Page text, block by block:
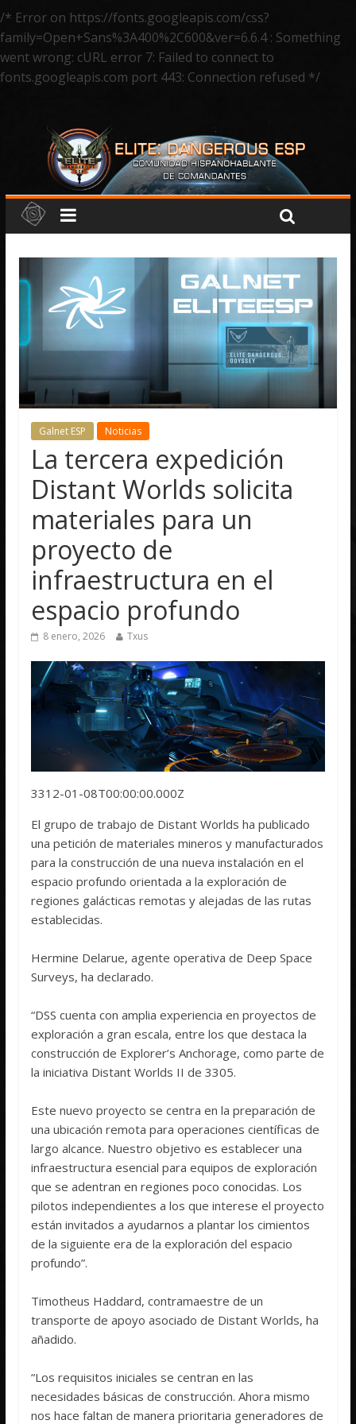
/* Error on https://fonts.googleapis.com/css?
family=Open+Sans%3A400%2C600&ver=6.6.4 : Something
went wrong: cURL error 7: Failed to connect to
fonts.googleapis.com port 443: Connection refused */
Galnet ESP Noticias
La tercera expedición
Distant Worlds solicita
materiales para un
proyecto de
infraestructura en el
espacio profundo
8 enero, 2026 Txus
3312-01-08T00:00:00.000Z
El grupo de trabajo de Distant Worlds ha publicado
una petición de materiales mineros y manufacturados
para la construcción de una nueva instalación en el
espacio profundo orientada a la exploración de
regiones galácticas remotas y alejadas de las rutas
establecidas.
Hermine Delarue, agente operativa de Deep Space
Surveys, ha declarado.
“DSS cuenta con amplia experiencia en proyectos de
exploración a gran escala, entre los que destaca la
construcción de Explorer’s Anchorage, como parte de
la iniciativa Distant Worlds II de 3305.
Este nuevo proyecto se centra en la preparación de
una ubicación remota para operaciones científicas de
largo alcance. Nuestro objetivo es establecer una
infraestructura esencial para equipos de exploración
que se adentran en regiones poco conocidas. Los
pilotos independientes a los que interese el proyecto
están invitados a ayudarnos a plantar los cimientos
de la siguiente era de la exploración del espacio
profundo”.
Timotheus Haddard, contramaestre de un
transporte de apoyo asociado de Distant Worlds, ha
añadido.
“Los requisitos iniciales se centran en las
necesidades básicas de construcción. Ahora mismo
nos hace faltan de manera prioritaria generadores de